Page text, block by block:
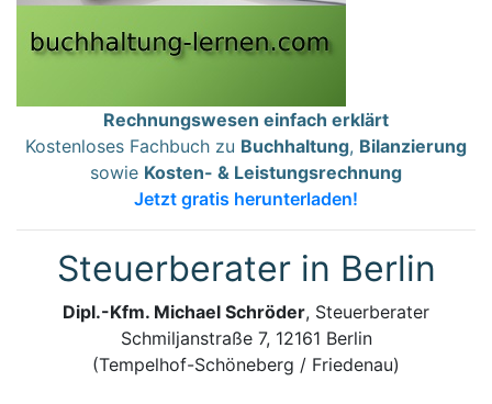
Rechnungswesen einfach erklärt
Kostenloses Fachbuch zu Buchhaltung, Bilanzierung
sowie Kosten- & Leistungsrechnung
Jetzt gratis herunterladen!
Steuerberater in Berlin
Dipl.-Kfm. Michael Schröder, Steuerberater
Schmiljanstraße 7, 12161 Berlin
(Tempelhof-Schöneberg / Friedenau)